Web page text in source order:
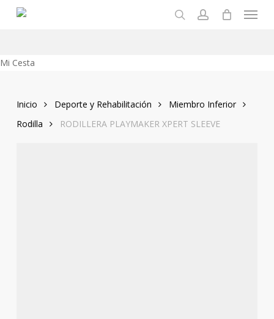
Menu
Mi Cesta
Inicio Deporte y Rehabilitación
Miembro Inferior
Rodilla
RODILLERA PLAYMAKER XPERT SLEEVE